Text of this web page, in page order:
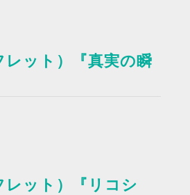
レット）『真実の瞬
レット）『リコシ